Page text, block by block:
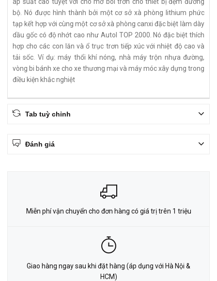
bộ. Nó được hình thành bởi một cơ sở xà phòng lithium phức
tạp kết hợp với cùng một cơ sở xà phòng canxi đặc biệt làm dày
dầu gốc có độ nhớt cao như Autol TOP 2000. Nó đặc biệt thích
hợp cho các con lăn và ổ trục trơn tiếp xúc với nhiệt độ cao và
tải sốc. Ví dụ: máy thổi khí nóng, nhà máy trộn nhựa đường,
vòng bi bánh xe cho xe thương mại và máy móc xây dựng trong
điều kiện khắc nghiệt
Tab tuỳ chỉnh
Đánh giá
Miễn phí vận chuyển cho đơn hàng có giá trị trên 1 triệu
Giao hàng ngay sau khi đặt hàng (áp dụng với Hà Nội &
HCM)